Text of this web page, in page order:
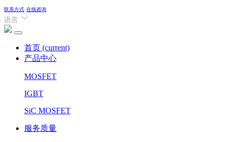
联系方式 在线咨询
语言
首页 (current)
产品中心
MOSFET
IGBT
SiC MOSFET
服务质量